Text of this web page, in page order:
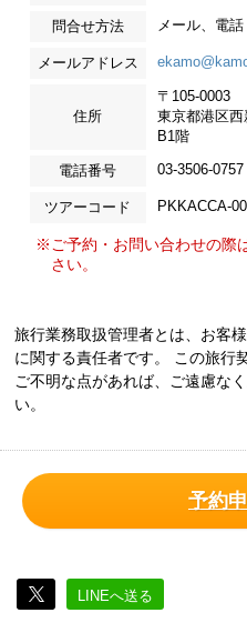
問合せ方法 メール、電話
メールアドレス
住所
〒105-0003
東京都港区
B1階
電話番号 03-3506-0757
ツアーコード PKKACCA-
※ご予約・お問い合わせの際
さい。
旅行業務取扱管理者とは、お客
に関する責任者です。 この旅行
ご不明な点があれば、ご遠慮な
い。
予約
LINEへ送る